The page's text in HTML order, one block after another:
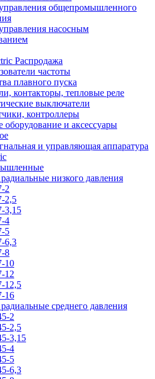
общепромышленного
насосным
Распродажа
частоты
плавного пуска
контакторы, тепловые реле
выключатели
контроллеры
и аксессуары
и управляющая аппаратура
низкого давления
2
2,5
3,15
4
5
6,3
8
10
12
12,5
16
среднего давления
2
2,5
3,15
4
5
6,3